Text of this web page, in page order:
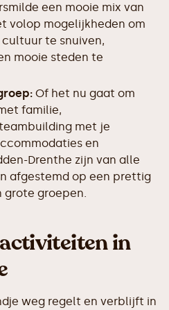
een mooie mix van
volop mogelijkheden om
te snuiven,
mooie steden te
Of het nu gaat om
familie,
met je
en
Drenthe zijn van alle
afgestemd op een prettig
grote groepen.
in
weg regelt en verblijft in